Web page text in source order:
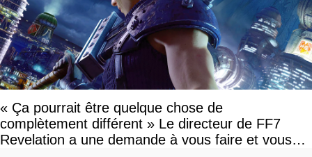
« Ça pourrait être quelque chose de
complètement différent » Le directeur de FF7
Revelation a une demande à vous faire et vous